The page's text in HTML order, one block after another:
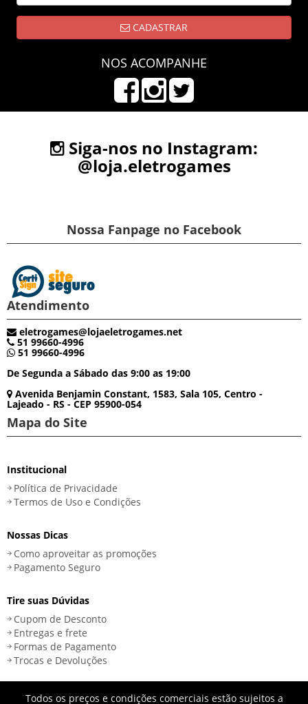
CADASTRAR
NOS ACOMPANHE
Siga-nos no Instagram:
@loja.eletrogames
Nossa Fanpage no Facebook
Atendimento
eletrogames@lojaeletrogames.net
51 99660-4996
51 99660-4996
De Segunda a Sábado das 9:00 as 19:00
Avenida Benjamin Constant, 1583, Sala 105, Centro -
Lajeado - RS - CEP 95900-054
Mapa do Site
Institucional
Política de Privacidade
Termos de Uso e Condições
Nossas Dicas
Como aproveitar as promoções
Pagamento Seguro
Tire suas Dúvidas
Cupom de Desconto
Entregas e frete
Formas de Pagamento
Trocas e Devoluções
Todos os preços e condições comerciais estão sujeitos a